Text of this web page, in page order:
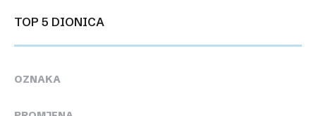
TOP 5 DIONICA
OZNAKA